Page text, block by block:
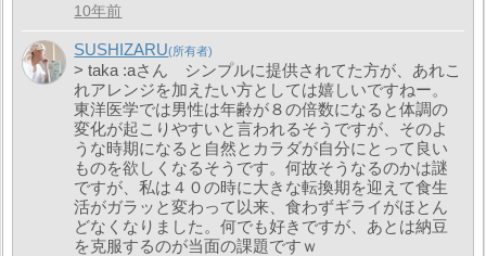
10年前
SUSHIZARU
> taka :aさん シンプルに提供されてた方が、あれこ
れアレンジを加えたい方としては嬉しいですねー。
東洋医学では男性は年齢が８の倍数になると体調の
変化が起こりやすいと言われるそうですが、そのよ
うな時期になると自然とカラダが自分にとって良い
ものを欲しくなるそうです。何故そうなるのかは謎
ですが、私は４０の時に大きな転換期を迎えて食生
活がガラッと変わって以来、食わずギライがほとん
どなくなりました。何でも好きですが、あとは納豆
を克服するのが当面の課題ですｗ